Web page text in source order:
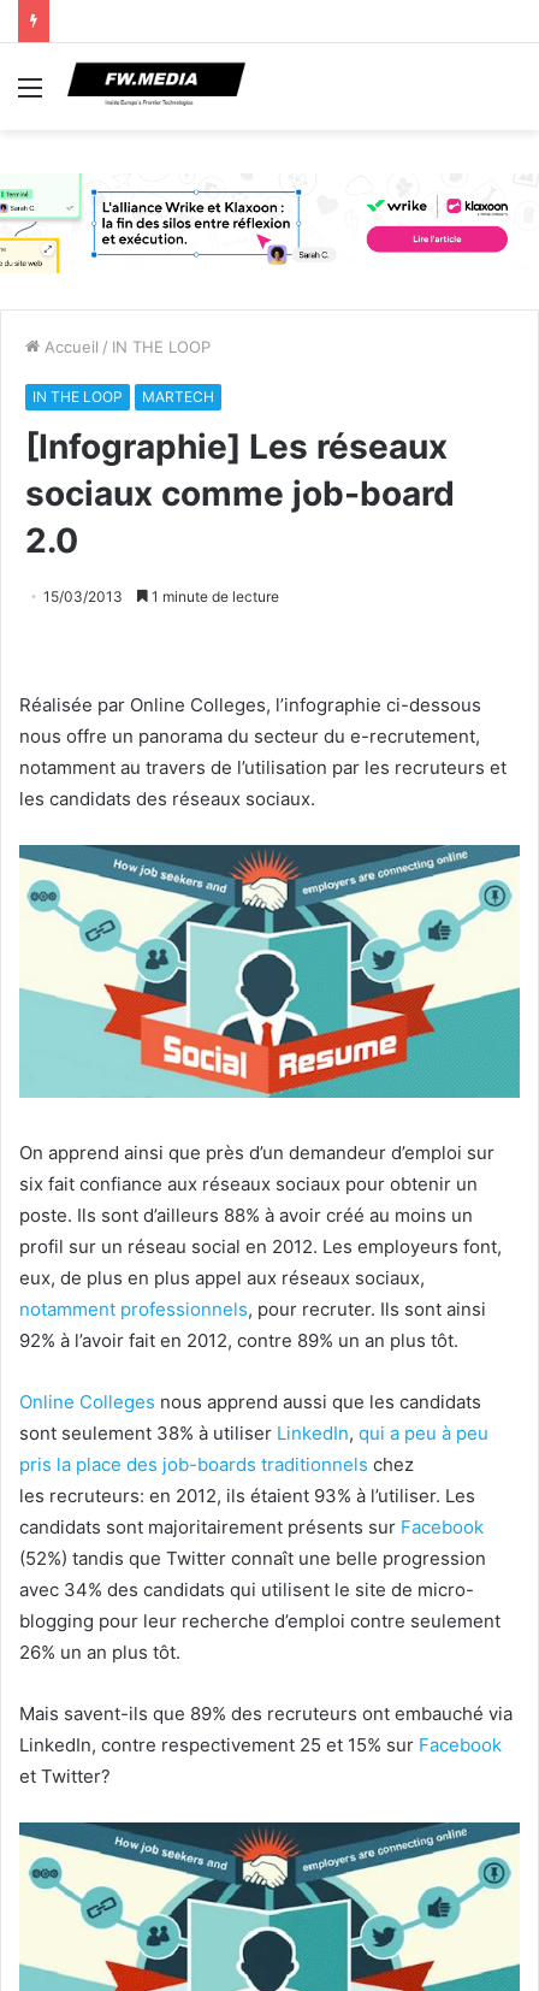
Menu
Accueil / IN THE LOOP
IN THE LOOP MARTECH
[Infographie] Les réseaux
sociaux comme job-board
2.0
15/03/2013 1 minute de lecture
Réalisée par Online Colleges, l’infographie ci-dessous
nous offre un panorama du secteur du e-recrutement,
notamment au travers de l’utilisation par les recruteurs et
les candidats des réseaux sociaux.
On apprend ainsi que près d’un demandeur d’emploi sur
six fait confiance aux réseaux sociaux pour obtenir un
poste. Ils sont d’ailleurs 88% à avoir créé au moins un
profil sur un réseau social en 2012. Les employeurs font,
eux, de plus en plus appel aux réseaux sociaux,
notamment professionnels, pour recruter. Ils sont ainsi
92% à l’avoir fait en 2012, contre 89% un an plus tôt.
Online Colleges nous apprend aussi que les candidats
sont seulement 38% à utiliser LinkedIn, qui a peu à peu
pris la place des job-boards traditionnels chez
les recruteurs: en 2012, ils étaient 93% à l’utiliser. Les
candidats sont majoritairement présents sur Facebook
(52%) tandis que Twitter connaît une belle progression
avec 34% des candidats qui utilisent le site de micro-
blogging pour leur recherche d’emploi contre seulement
26% un an plus tôt.
Mais savent-ils que 89% des recruteurs ont embauché via
LinkedIn, contre respectivement 25 et 15% sur Facebook
et Twitter?